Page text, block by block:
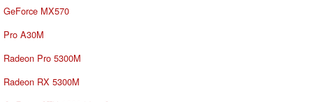
GeForce MX570
Pro A30M
Radeon Pro 5300M
Radeon RX 5300M